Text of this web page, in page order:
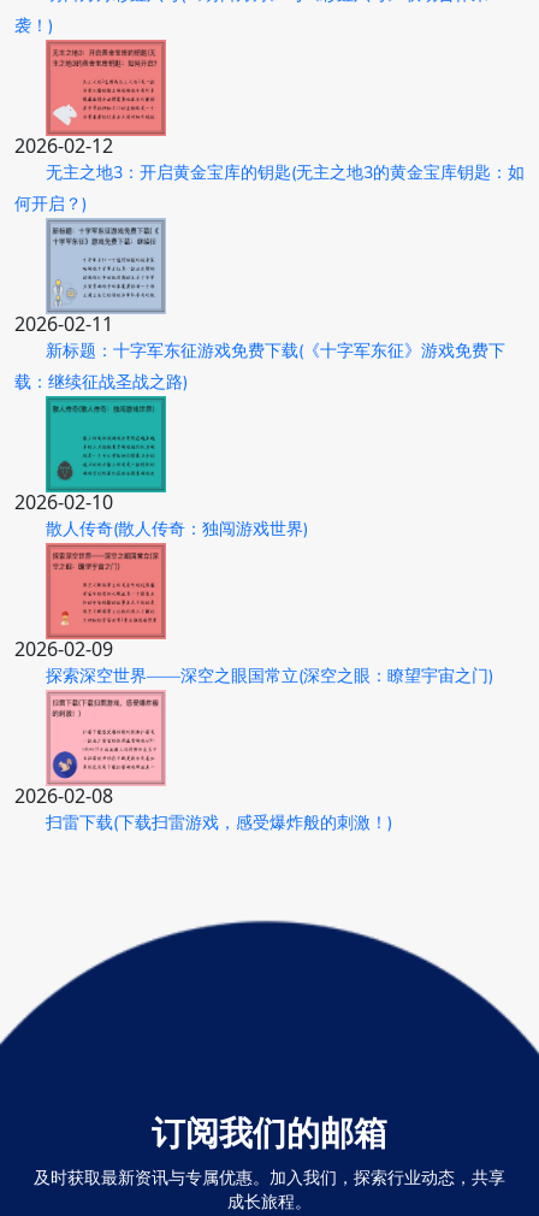
袭！)
2026-02-12
无主之地3：开启黄金宝库的钥匙(无主之地3的黄金宝库钥匙：如
何开启？)
2026-02-11
新标题：十字军东征游戏免费下载(《十字军东征》游戏免费下
载：继续征战圣战之路)
2026-02-10
散人传奇(散人传奇：独闯游戏世界)
2026-02-09
探索深空世界——深空之眼国常立(深空之眼：瞭望宇宙之门)
2026-02-08
扫雷下载(下载扫雷游戏，感受爆炸般的刺激！)
订阅我们的邮箱
及时获取最新资讯与专属优惠。加入我们，探索行业动态，共享
成长旅程。